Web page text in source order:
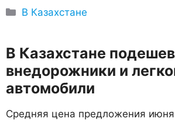
Рубрики
В Казахстане
В Казахстане
внедорожники и
автомобили
Средняя цена предложения июня